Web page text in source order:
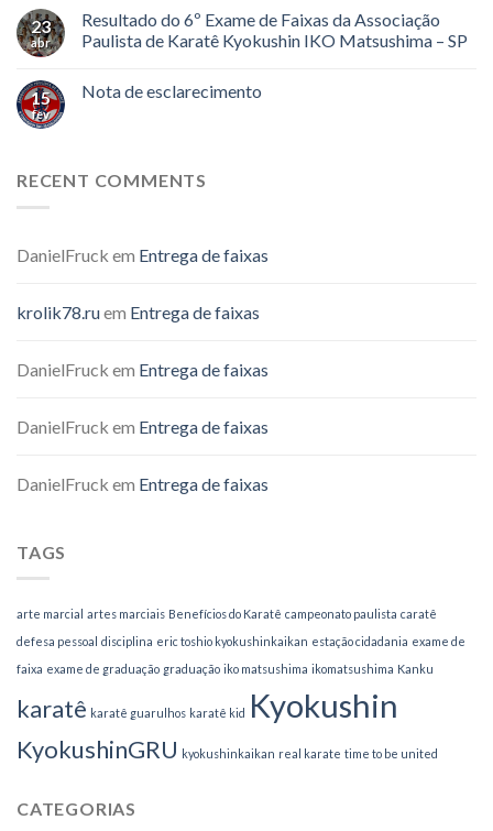
23
abr
Resultado do 6º Exame de Faixas da Associação
Paulista de Karatê Kyokushin IKO Matsushima – SP
15
fev
Nota de esclarecimento
RECENT COMMENTS
DanielFruck em Entrega de faixas
krolik78.ruem Entrega de faixas
DanielFruck em Entrega de faixas
DanielFruck em Entrega de faixas
DanielFruck em Entrega de faixas
TAGS
arte marcial artes marciais Benefícios do Karatê campeonato paulista caratê
defesa pessoal disciplina eric toshio kyokushinkaikan estação cidadania exame de
faixa exame de graduação graduação iko matsushima ikomatsushima Kanku
karatê karatê guarulhos karatê kid Kyokushin
KyokushinGRU kyokushinkaikan real karate time to be united
CATEGORIAS